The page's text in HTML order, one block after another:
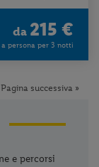
da 215 €
a persona per 3 notti
Pagina successiva »
e percorsi